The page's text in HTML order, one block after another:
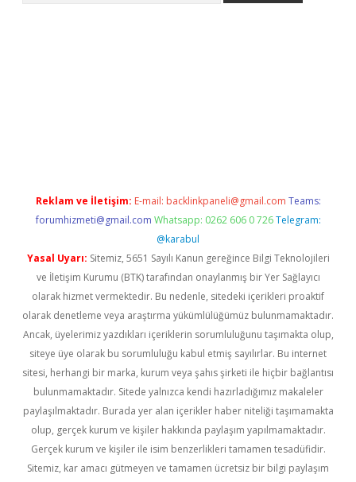
Reklam ve İletişim: E-mail: backlinkpaneli@gmail.com Teams:
forumhizmeti@gmail.com Whatsapp: 0262 606 0 726 Telegram:
@karabul
Yasal Uyarı: Sitemiz, 5651 Sayılı Kanun gereğince Bilgi Teknolojileri
ve İletişim Kurumu (BTK) tarafından onaylanmış bir Yer Sağlayıcı
olarak hizmet vermektedir. Bu nedenle, sitedeki içerikleri proaktif
olarak denetleme veya araştırma yükümlülüğümüz bulunmamaktadır.
Ancak, üyelerimiz yazdıkları içeriklerin sorumluluğunu taşımakta olup,
siteye üye olarak bu sorumluluğu kabul etmiş sayılırlar. Bu internet
sitesi, herhangi bir marka, kurum veya şahıs şirketi ile hiçbir bağlantısı
bulunmamaktadır. Sitede yalnızca kendi hazırladığımız makaleler
paylaşılmaktadır. Burada yer alan içerikler haber niteliği taşımamakta
olup, gerçek kurum ve kişiler hakkında paylaşım yapılmamaktadır.
Gerçek kurum ve kişiler ile isim benzerlikleri tamamen tesadüfidir.
Sitemiz, kar amacı gütmeyen ve tamamen ücretsiz bir bilgi paylaşım